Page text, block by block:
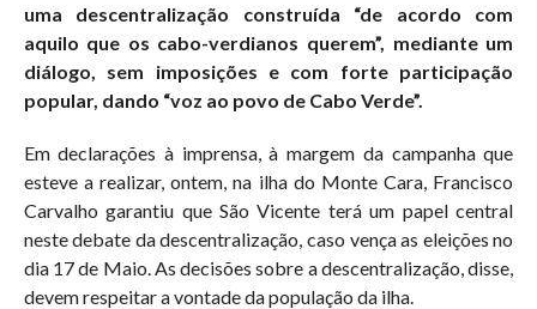
uma descentralização construída “de acordo com
aquilo que os cabo-verdianos querem”, mediante um
diálogo, sem imposições e com forte participação
popular, dando “voz ao povo de Cabo Verde”.
Em declarações à imprensa, à margem da campanha que
esteve a realizar, ontem, na ilha do Monte Cara, Francisco
Carvalho garantiu que São Vicente terá um papel central
neste debate da descentralização, caso vença as eleições no
dia 17 de Maio. As decisões sobre a descentralização, disse,
devem respeitar a vontade da população da ilha.